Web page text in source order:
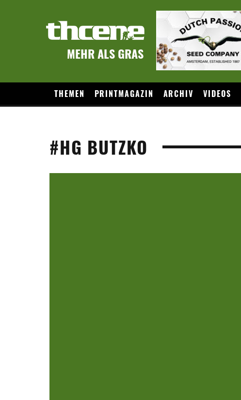
MEHR ALS GRAS
THEMEN PRINTMAGAZIN ARCHIV VIDEOS
#HG BUTZKO